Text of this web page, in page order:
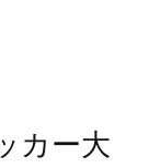
カー大